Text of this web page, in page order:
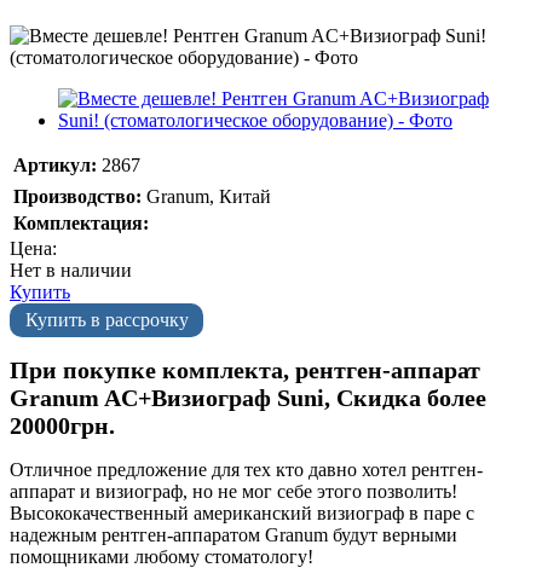
Артикул: 2867
Производство: Granum, Китай
Комплектация:
Цена:
Нет в наличии
Купить
Купить в рассрочку
При покупке комплекта, рентген-аппарат
Granum AC+Визиограф Suni, Скидка более
20000грн.
Отличное предложение для тех кто давно хотел рентген-
аппарат и визиограф, но не мог себе этого позволить!
Высококачественный американский визиограф в паре с
надежным рентген-аппаратом Granum будут верными
помощниками любому стоматологу!